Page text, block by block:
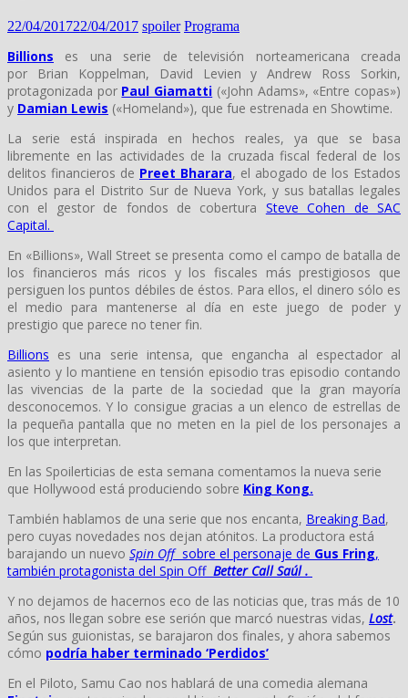
22/04/201722/04/2017 spoiler Programa
Billions es una serie de televisión norteamericana creada
por Brian Koppelman, David Levien y Andrew Ross Sorkin,
protagonizada por Paul Giamatti («John Adams», «Entre copas»)
y Damian Lewis («Homeland»), que fue estrenada en Showtime.
La serie está inspirada en hechos reales, ya que se basa
libremente en las actividades de la cruzada fiscal federal de los
delitos financieros de Preet Bharara, el abogado de los Estados
Unidos para el Distrito Sur de Nueva York, y sus batallas legales
con el gestor de fondos de cobertura Steve Cohen de SAC
Capital.
En «Billions», Wall Street se presenta como el campo de batalla de
los financieros más ricos y los fiscales más prestigiosos que
persiguen los puntos débiles de éstos. Para ellos, el dinero sólo es
el medio para mantenerse al día en este juego de poder y
prestigio que parece no tener fin.
Billions es una serie intensa, que engancha al espectador al
asiento y lo mantiene en tensión episodio tras episodio contando
las vivencias de la parte de la sociedad que la gran mayoría
desconocemos. Y lo consigue gracias a un elenco de estrellas de
la pequeña pantalla que no meten en la piel de los personajes a
los que interpretan.
En las Spoilerticias de esta semana comentamos la nueva serie
que Hollywood está produciendo sobre King Kong.
También hablamos de una serie que nos encanta, Breaking Bad,
pero cuyas novedades nos dejan atónitos. La productora está
barajando un nuevo Spin Offsobre el personaje de Gus Fring,
también protagonista del Spin Off Better Call Saúl .
Y no dejamos de hacernos eco de las noticias que, tras más de 10
años, nos llegan sobre ese serión que marcó nuestras vidas, Lost.
Según sus guionistas, se barajaron dos finales, y ahora sabemos
cómo podría haber terminado ‘Perdidos’
En el Piloto, Samu Cao nos hablará de una comedia alemana